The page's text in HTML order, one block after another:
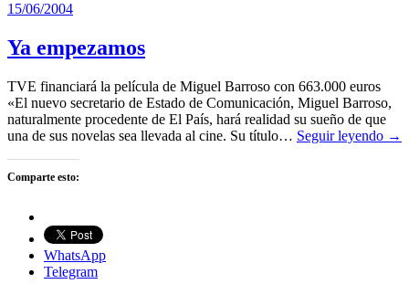
15/06/2004
Ya empezamos
TVE financiará la película de Miguel Barroso con 663.000 euros
«El nuevo secretario de Estado de Comunicación, Miguel Barroso,
naturalmente procedente de El País, hará realidad su sueño de que
una de sus novelas sea llevada al cine. Su título… Seguir leyendo →
Comparte esto:
WhatsApp
Telegram